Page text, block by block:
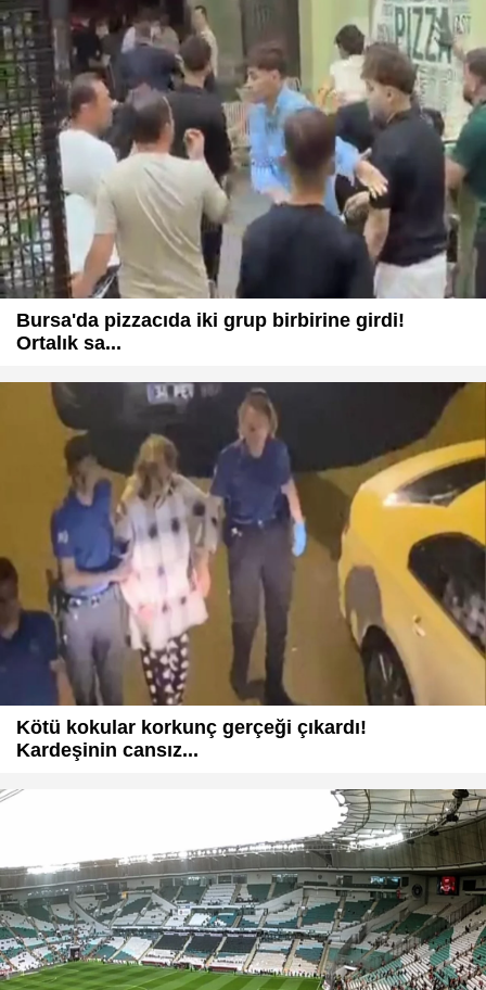
Bursa'da pizzacıda iki grup birbirine girdi!
Ortalık sa...
Kötü kokular korkunç gerçeği çıkardı!
Kardeşinin cansız...